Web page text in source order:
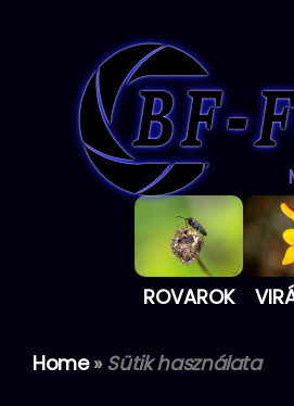
ROVAROK
Home» Sütik használata